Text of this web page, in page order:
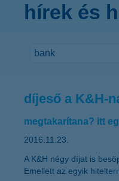
hírek és
díjeső a K&H-
megtakarítana? itt
2016.11.23.
A K&H négy díjat is
Emellett az egyik